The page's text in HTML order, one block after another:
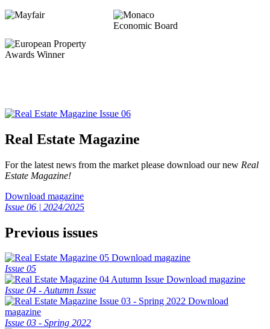
Real Estate Magazine
For the latest news from the market please download our new Real
Estate Magazine!
Download magazine
Issue 06 | 2024/2025
Previous issues
Download magazine
Issue 05
Download magazine
Issue 04 - Autumn Issue
Download
magazine
Issue 03 - Spring 2022